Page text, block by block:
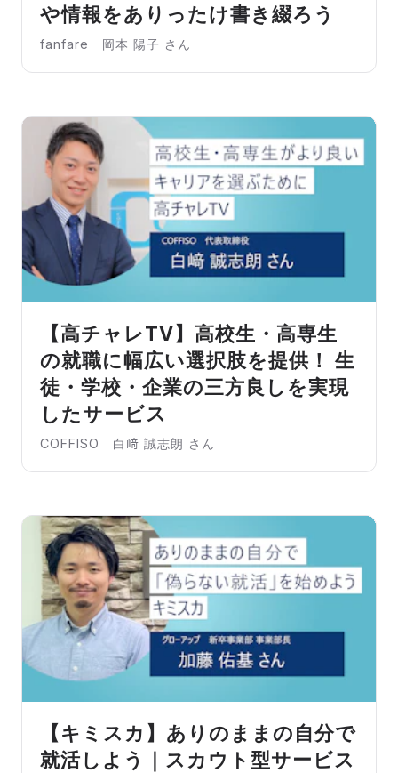
や情報をありったけ書き綴ろう
fanfare 岡本 陽子 さん
【高チャレTV】高校生・高専生
の就職に幅広い選択肢を提供！ 生
徒・学校・企業の三方良しを実現
したサービス
COFFISO 白﨑 誠志朗 さん
【キミスカ】ありのままの自分で
就活しよう｜スカウト型サービス